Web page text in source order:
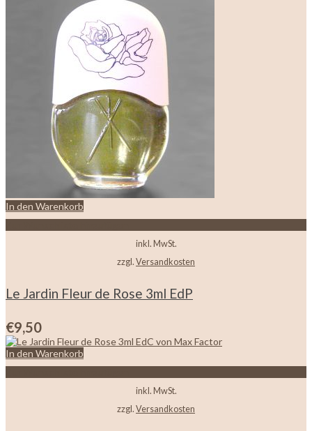
In den Warenkorb
inkl. MwSt.
zzgl. Versandkosten
Le Jardin Fleur de Rose 3ml EdP
€9,50
In den Warenkorb
inkl. MwSt.
zzgl. Versandkosten